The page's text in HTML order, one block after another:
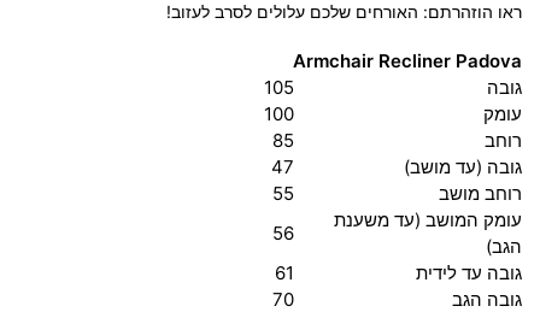
ראו הוזהרתם: האורחים שלכם עלולים לסרב לעזוב!
Armchair Recliner Padova
גובה
105
עומק
100
רוחב
85
גובה (עד מושב)
47
רוחב מושב
55
עומק המושב (עד משענת
הגב)
56
גובה עד לידית
61
גובה הגב
70